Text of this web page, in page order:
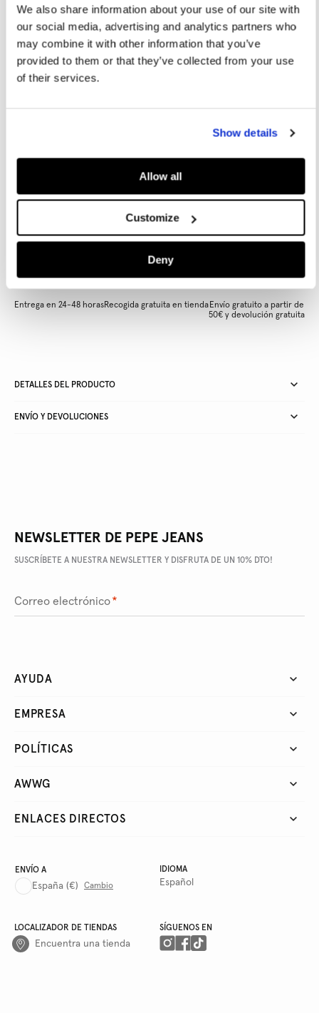
We also share information about your use of our site with
our social media, advertising and analytics partners who
may combine it with other information that you’ve
provided to them or that they’ve collected from your use
of their services.
Show details
Allow all
Customize
Deny
Talla modelo: 27 Altura modelo: 1.78 m
Guía de tallas
moderna, W11 combina una energía rebelde y atrevida con un
toque elegante y sofisticado.
Entrega en 24-48 horasRecogida gratuita en tienda Envío gratuito a partir de
50€ y devolución gratuita
DETALLES DEL PRODUCTO
ENVÍO Y DEVOLUCIONES
NEWSLETTER DE PEPE JEANS
SUSCRÍBETE A NUESTRA NEWSLETTER Y DISFRUTA DE UN 10% DTO!
Correo electrónico*
AYUDA
EMPRESA
POLÍTICAS
AWWG
ENLACES DIRECTOS
ENVÍO A
España (€) Cambio
IDIOMA
Español
LOCALIZADOR DE TIENDAS
Encuentra una tienda
SÍGUENOS EN